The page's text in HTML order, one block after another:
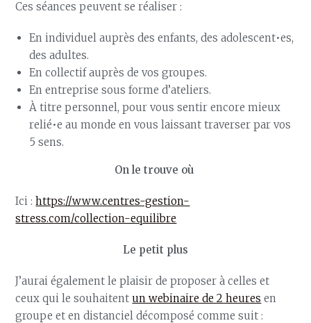
Ces séances peuvent se réaliser :
En individuel auprès des enfants, des adolescent•es,
des adultes.
En collectif auprès de vos groupes.
En entreprise sous forme d’ateliers.
À titre personnel, pour vous sentir encore mieux
relié•e au monde en vous laissant traverser par vos
5 sens.
On le trouve où
Ici :https://www.centres-gestion-
stress.com/collection-equilibre
Le petit plus
J’aurai également le plaisir de proposer à celles et
ceux qui le souhaitent un webinaire de 2 heures en
groupe et en distanciel décomposé comme suit :